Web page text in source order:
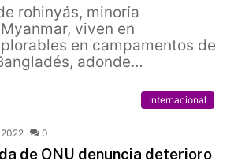
rohinyás, minoría
viven en
en campamentos de
adonde…
Internacional
0
de ONU denuncia deterioro